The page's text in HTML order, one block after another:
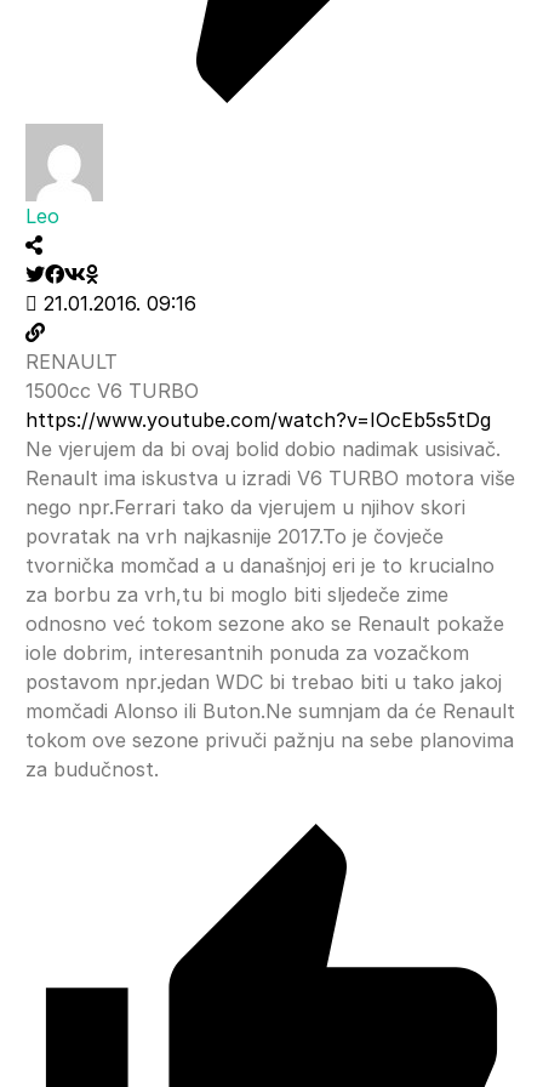
Leo
21.01.2016. 09:16
RENAULT
1500cc V6 TURBO
https://www.youtube.com/watch?v=IOcEb5s5tDg
Ne vjerujem da bi ovaj bolid dobio nadimak usisivač.
Renault ima iskustva u izradi V6 TURBO motora više
nego npr.Ferrari tako da vjerujem u njihov skori
povratak na vrh najkasnije 2017.To je čovječe
tvornička momčad a u današnjoj eri je to krucialno
za borbu za vrh,tu bi moglo biti sljedeče zime
odnosno već tokom sezone ako se Renault pokaže
iole dobrim, interesantnih ponuda za vozačkom
postavom npr.jedan WDC bi trebao biti u tako jakoj
momčadi Alonso ili Buton.Ne sumnjam da će Renault
tokom ove sezone privuči pažnju na sebe planovima
za budučnost.